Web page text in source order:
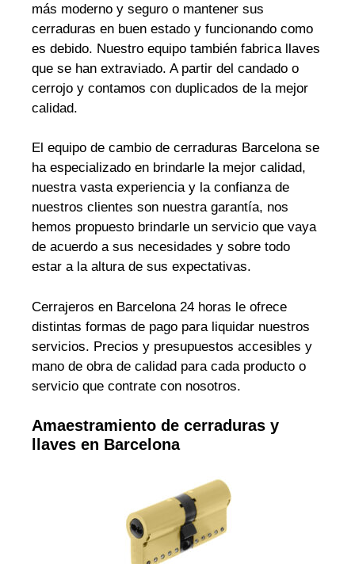
más moderno y seguro o mantener sus
cerraduras en buen estado y funcionando como
es debido. Nuestro equipo también fabrica llaves
que se han extraviado. A partir del candado o
cerrojo y contamos con duplicados de la mejor
calidad.
El equipo de cambio de cerraduras Barcelona se
ha especializado en brindarle la mejor calidad,
nuestra vasta experiencia y la confianza de
nuestros clientes son nuestra garantía, nos
hemos propuesto brindarle un servicio que vaya
de acuerdo a sus necesidades y sobre todo
estar a la altura de sus expectativas.
Cerrajeros en Barcelona 24 horas le ofrece
distintas formas de pago para liquidar nuestros
servicios. Precios y presupuestos accesibles y
mano de obra de calidad para cada producto o
servicio que contrate con nosotros.
Amaestramiento de cerraduras y
llaves en Barcelona